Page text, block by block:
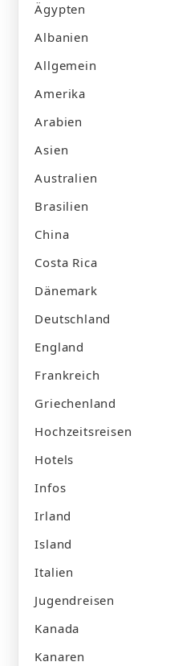
Ägypten
Albanien
Allgemein
Amerika
Arabien
Asien
Australien
Brasilien
China
Costa Rica
Dänemark
Deutschland
England
Frankreich
Griechenland
Hochzeitsreisen
Hotels
Infos
Irland
Island
Italien
Jugendreisen
Kanada
Kanaren